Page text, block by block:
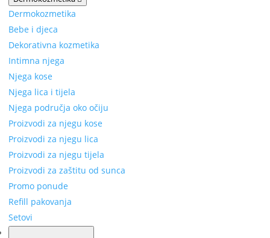
Dermokozmetika
Bebe i djeca
Dekorativna kozmetika
Intimna njega
Njega kose
Njega lica i tijela
Njega područja oko očiju
Proizvodi za njegu kose
Proizvodi za njegu lica
Proizvodi za njegu tijela
Proizvodi za zaštitu od sunca
Promo ponude
Refill pakovanja
Setovi